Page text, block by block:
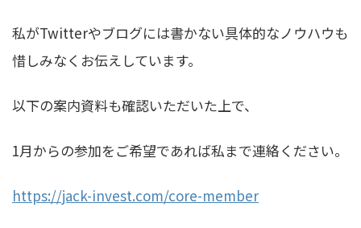
私がTwitterやブログには書かない具体的なノウハウも
惜しみなくお伝えしています。
以下の案内資料も確認いただいた上で、
1月からの参加をご希望であれば私まで連絡ください。
https://jack-invest.com/core-member